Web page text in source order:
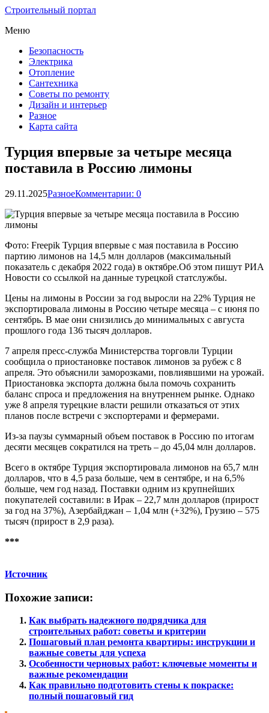
Строительный портал
Меню
Безопасность
Электрика
Отопление
Сантехника
Советы по ремонту
Дизайн и интерьер
Разное
Карта сайта
Турция впервые за четыре месяца
поставила в Россию лимоны
29.11.2025РазноеКомментарии: 0
Фото: Freepik Турция впервые с мая поставила в Россию
партию лимонов на 14,5 млн долларов (максимальный
показатель с декабря 2022 года) в октябре.Об этом пишут РИА
Новости со ссылкой на данные турецкой статслужбы.
Цены на лимоны в России за год выросли на 22% Турция не
экспортировала лимоны в Россию четыре месяца – с июня по
сентябрь. В мае они снизились до минимальных с августа
прошлого года 136 тысяч долларов.
7 апреля пресс-служба Министерства торговли Турции
сообщила о приостановке поставок лимонов за рубеж с 8
апреля. Это объяснили заморозками, повлиявшими на урожай.
Приостановка экспорта должна была помочь сохранить
баланс спроса и предложения на внутреннем рынке. Однако
уже 8 апреля турецкие власти решили отказаться от этих
планов после встречи с экспортерами и фермерами.
Из-за паузы суммарный объем поставок в Россию по итогам
десяти месяцев сократился на треть – до 45,04 млн долларов.
Всего в октябре Турция экспортировала лимонов на 65,7 млн
долларов, что в 4,5 раза больше, чем в сентябре, и на 6,5%
больше, чем год назад. Поставки одним из крупнейших
покупателей составили: в Ирак – 22,7 млн долларов (прирост
за год на 37%), Азербайджан – 1,04 млн (+32%), Грузию – 575
тысяч (прирост в 2,9 раза).
***
Источник
Похожие записи:
Как выбрать надежного подрядчика для
строительных работ: советы и критерии
Пошаговый план ремонта квартиры: инструкции и
важные советы для успеха
Особенности черновых работ: ключевые моменты и
важные рекомендации
Как правильно подготовить стены к покраске:
полный пошаговый гид